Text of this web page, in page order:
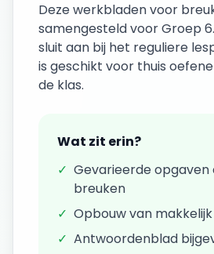
Dezewerkbladenvoor
samengesteld voorGroep 6
sluit aan bij het reguliere
is geschikt voor thuis
de klas.
Wat zit erin?
✓ Gevarieerde opgaven
breuken
✓ Opbouw van
✓ Antwoordenblad